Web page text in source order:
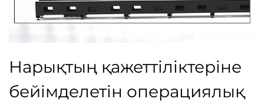
Нарықтың қажеттіліктеріне
бейімделетін операциялық